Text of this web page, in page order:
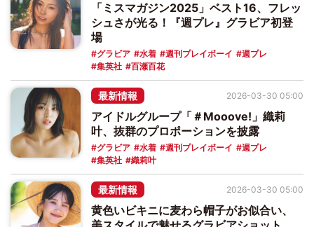
「ミスマガジン2025」ベスト16、フレッ
シュさが光る！『週プレ』グラビア初登
場
グラビア 水着 週刊プレイボーイ
週プレ
集英社
百瀬百花
最新情報
アイドルグループ「＃Mooove!」織莉
叶、抜群のプロポーションを披露
グラビア 水着 週刊プレイボーイ
週プレ
集英社
織莉叶
2026-03-30 05:00
最新情報
黄色いビキニに麦わら帽子がお似合い、
2026-03-30 05:00